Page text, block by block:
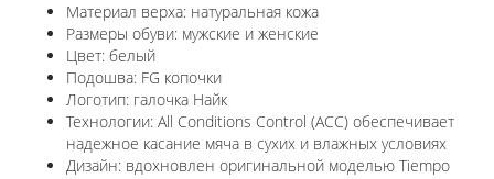
Материал верха: натуральная кожа
Размеры обуви: мужские и женские
Цвет: белый
Подошва: FG копочки
Логотип: галочка Найк
Технологии: All Conditions Control (ACC) обеспечивает
надежное касание мяча в сухих и влажных условиях
Дизайн: вдохновлен оригинальной моделью Tiempo